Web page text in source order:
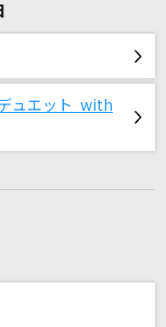
ュエット with